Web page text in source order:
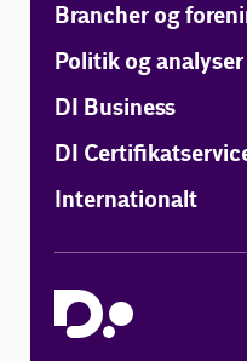
Brancher og
Politik og analyser
DI Business
DI
Internationalt